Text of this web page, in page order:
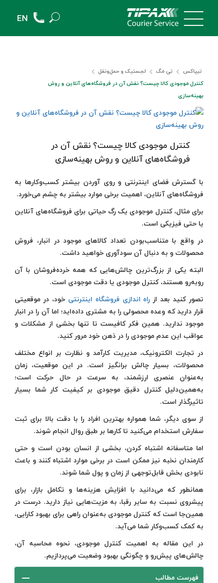
EN
تیپاکس تی مگ
لجستیک و حمل‎‌و‎نقل
کنترل موجودی کالا چیست؟ نقش آن در فروشگاه‌های آنلاین و روش
بهینه‌سازی
کنترل موجودی کالا چیست؟ نقش آن در
فروشگاه‌های آنلاین و روش بهینه‌سازی
با گسترش فضای اینترنتی و روی آوردن بیشتر کسب‌وکارها به
فروشگاه‌های آنلاین، اهمیت برخی موارد بیشتر به چشم می‌خورد.
برای مثال، کنترل موجودی یک رگ حیاتی برای فروشگاه‌های آنلاین
یا حتی فیزیکی است.
در واقع با متناسب‌بودن تعداد کالاهای موجود در انبار، فروش
محصولات و به دنبال آن سودآوری خواهید داشت.
البته یکی از بزرگ‌ترین چالش‌هایی که همه خرده‌فروشان با آن
روبه‌رو هستند، کنترل موجودی یا دقت موجودی است.
تصور کنید بعد از راه اندازی فروشگاه اینترنتی خود، در موقعیتی
قرار دارید که وعده محصولی را به مشتری داده‌اید؛ اما آن را در انبار
موجود ندارید. همین فکر کافیست تا تنها بخشی از مشکلات و
عواقب این عدم موجودی را در ذهن خود مرور کنید.
در تجارت الکترونیک، مدیریت کارآمد و نظارت بر انواع مختلف
محصولات، بسیار چالش برانگیز است. در این موقعیت، زمان
به‌عنوان عنصری ارزشمند، به سرعت در حال حرکت است؛
به‌همین‌دلیل کنترل دقیق موجودی بر کیفیت کار شما بسیار
تاثیرگذار است.
از سوی دیگر، شما همواره بهترین افراد را با دقت بالا برای ثبت
سفارش استخدام می‌کنید تا کارها بر طبق روال انجام شوند.
اما متاسفانه اشتباه کردن، بخشی از انسان بودن است و حتی
کارمندان نخبه نیز ممکن است در برخی موارد اشتباه کنند و باعث
نابودی بخش قابل‌توجهی از زمان و پول شما شوند.
همانطور که می‌دانید با افزایش هزینه‌ها و تکامل بازار، برای
پیشروی نسبت به سایر رقبا، به مزیت‌هایی نیاز دارید. درست در
همین‌جا است که کنترل موجودی به‌عنوان راهی برای بهبود کارایی،
به کمک کسب‌وکار شما می‌آید.
در این مقاله به اهمیت کنترل موجودی، نحوه محاسبه آن،
چالش‌های پیش‌رو و چگونگی بهبود وضعیت می‌پردازیم.
فهرست مطالب